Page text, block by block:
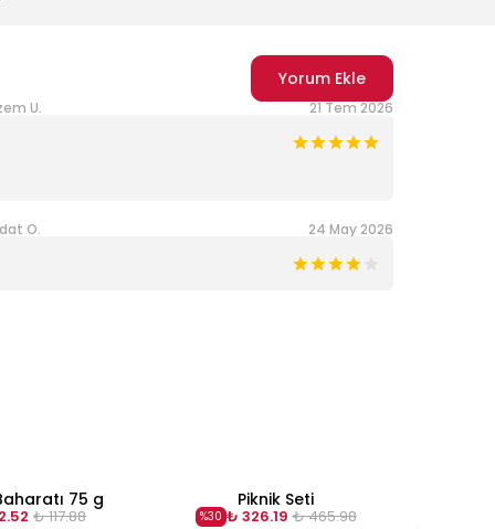
Yorum Ekle
U. 21 Tem 2026
O. 24 May 2026
75 g
₺ 117.88
Piknik Seti
%30 ₺ 326.19 ₺ 465.98